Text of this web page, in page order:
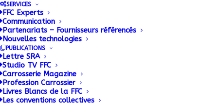
SERVICES
FFC Experts
Communication
Partenariats – Fournisseurs référencés
Nouvelles technologies
PUBLICATIONS
Lettre SRA
Studio TV FFC
Carrosserie Magazine
Profession Carrossier
Livres Blancs de la FFC
Les conventions collectives
19 JUIN 2016
Un entretien régulier du poste peinture de l’atelier
carrosserie garantit un fonctionnement pérenne du
matériel, la salubrité et la sécurité du lieu de
travail, la conformité avec le code du travail et
une image qualitative de l’entreprise.